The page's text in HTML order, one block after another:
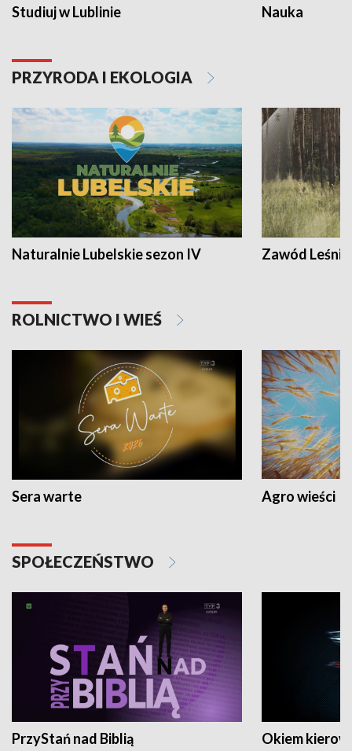
Studiuj w Lublinie Nauka
PRZYRODA I EKOLOGIA
Naturalnie Lubelskie sezon IV Zawód Leśnik
ROLNICTWO I WIEŚ
Sera warte Agro wieści
SPOŁECZEŃSTWO
PrzyStań nad Biblią Okiem